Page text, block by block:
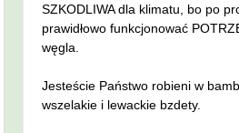
SZKODLIWA dla klimatu, bo po
prawidłowo funkcjonować
węgla.
Jesteście Państwo robieni w
wszelakie i lewackie bzdety.